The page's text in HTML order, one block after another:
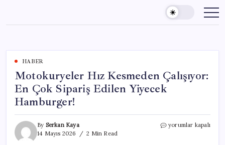
content
HABER
Motokuryeler Hız Kesmeden Çalışıyor:
En Çok Sipariş Edilen Yiyecek
Hamburger!
By Serkan Kaya
14 Mayıs 2026
2 Min Read
Motokuryeler
yorumlar kapalı